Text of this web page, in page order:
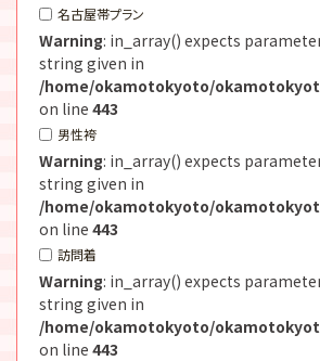
名古屋帯プラン
Warning: in_array() expects
string given in
/home/okamotokyoto/
on line 443
男性袴
Warning: in_array() expects
string given in
/home/okamotokyoto/
on line 443
訪問着
Warning: in_array() expects
string given in
/home/okamotokyoto/
on line 443